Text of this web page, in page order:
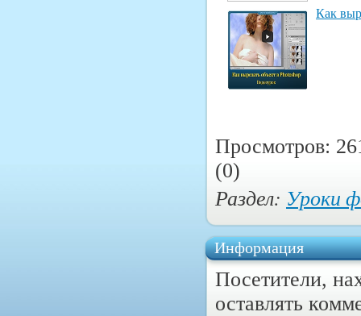
Как
Просмотров:
(0)
Раздел: Уроки
Информация
Посетители,
оставлять